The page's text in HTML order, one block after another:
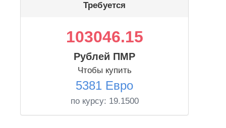
Требуется
103046.15
Рублей ПМР
Чтобы купить
5381 Евро
по курсу: 19.1500